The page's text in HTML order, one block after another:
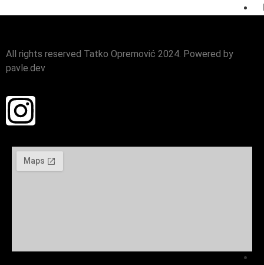
All rights reserved Tatko Opremović 2024. Powered by
pavle.dev